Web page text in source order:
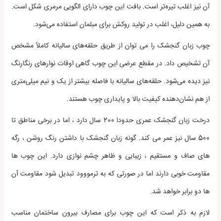
آن نیز اغلب تیره‌تر است. بافت این چوب دارای الگویی مرمری شکل است.
به همین دلیل، اغلب در تولید روکش برای مبلمان استفاده می‌شود.
چوب زبان گنجشک را می توان از طریق حلقه‌های سالیانه کاملاً مشخص
آن تشخیص داد. در مقطع عرضی این چوب گاهی اوقات نوارهای رنگارنگ
نیز دیده می‌شود. حلقه‌های سالیانه با فاصله بیشتر از یک و نیم میلی‌متری
از هم نشان‌دهنده کیفیت بالا و پایداری چوب هستند.
درخت زبان گنجشک عمری حدودا 200 سال دارد ، اما در برخی مناطق تا
500 سال نیز عمر می کند. گونه زبان گنجشک با داشتن رنگ روشن ، رگه
های صاف و مستقیم ، زیبایی و ظاهر چشم نوازی دارد. این چوب ها
مقاومت خوبی دارند اما در صورتی که به ترمووود تبدیل شود مقاومت آن
ها دو برابر خواهد شد.
لازم به ذکر است که این چوب برای مصارف بیرون ساختمان مناسب